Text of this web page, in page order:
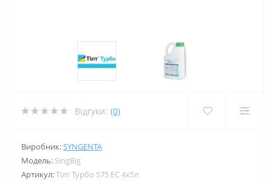
Відгуки: (0)
Виробник:SYNGENTA
Модель: SingBig
Артикул:Тілт Турбо 575 ЕС 4х5л